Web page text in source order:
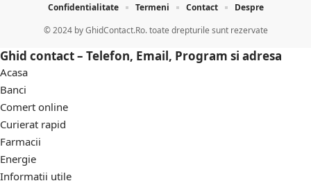
© 2024 byGhidContact.Ro. toate drepturile sunt rezervate
Confidentialitate Termeni Contact Despre
Ghid contact – Telefon, Email, Program si adresa
Acasa
Banci
Comert online
Curierat rapid
Farmacii
Energie
Informatii utile